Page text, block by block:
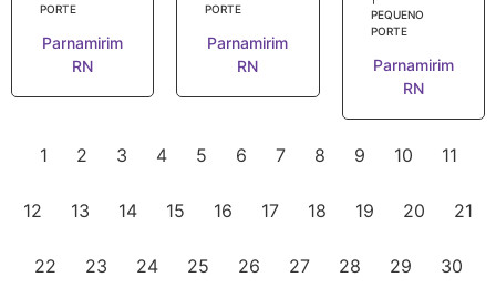
PORTE
Parnamirim
RN
PORTE
Parnamirim
RN
PEQUENO
PORTE
Parnamirim
RN
1 2 3 4 5 6 7 8 9 10 11
12 13 14 15 16 17 18 19 20 21
22 23 24 25 26 27 28 29 30